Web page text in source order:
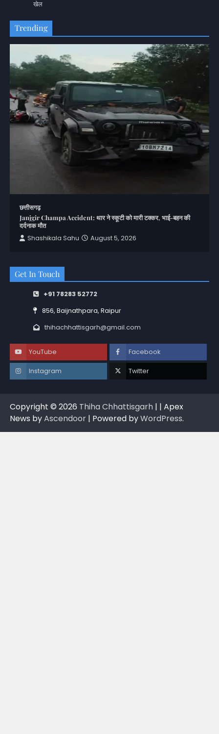
खेल
Trending
छत्तीसगढ़
Janjgir Champa Accident: थार ने स्कूटी को मारी टक्कर, भाई-बहन की
दर्दनाक मौत
Shashikala Sahu
August 5, 2026
Get In Touch
+91 78283 52772
856, Baijnathpara, Raipur
thihachhattisgarh@gmail.com
YouTube Facebook
Instagram Twitter
Copyright © 2026 Thiha Chhattisgarh | | Apex
News byAscendoor | Powered byWordPress.